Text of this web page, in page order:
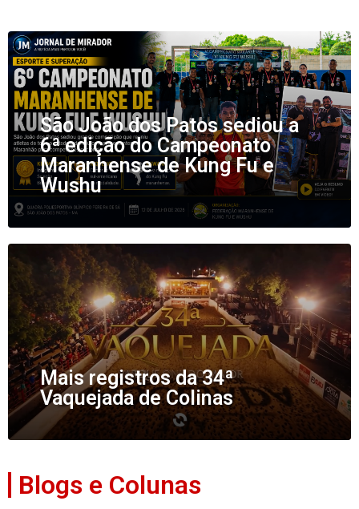
São João dos Patos sediou a
6ª edição do Campeonato
Maranhense de Kung Fu e
Wushu
Mais registros da 34ª
Vaquejada de Colinas
Blogs e Colunas